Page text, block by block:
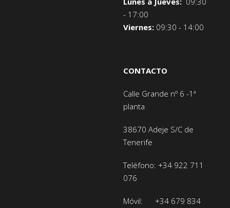
- 17:00
Viernes: 09:30 - 14:00
CONTACTO
Calle Grande nº 6 -1ª
planta
38670 Adeje S/C de
Tenerife
Teléfono: +34 922 711
076
Móvil: +34 679 834